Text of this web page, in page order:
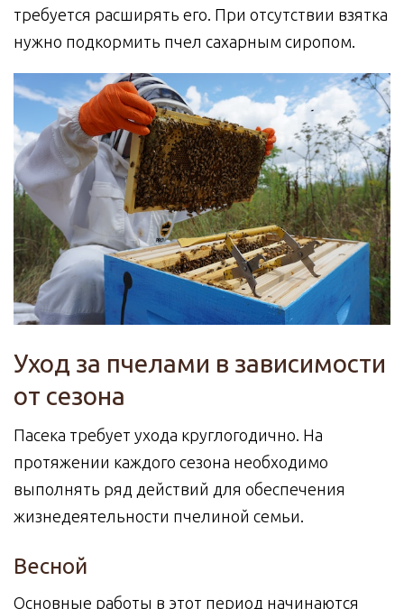
требуется расширять его. При отсутствии взятка
нужно подкормить пчел сахарным сиропом.
Уход за пчелами в зависимости
от сезона
Пасека требует ухода круглогодично. На
протяжении каждого сезона необходимо
выполнять ряд действий для обеспечения
жизнедеятельности пчелиной семьи.
Весной
Основные работы в этот период начинаются